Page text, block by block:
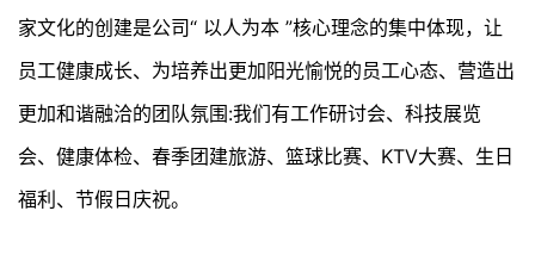
家文化的创建是公司“ 以人为本 ”核心理念的集中体现，让
员工健康成长、为培养出更加阳光愉悦的员工心态、营造出
更加和谐融洽的团队氛围:我们有工作研讨会、科技展览
会、健康体检、春季团建旅游、篮球比赛、KTV大赛、生日
福利、节假日庆祝。